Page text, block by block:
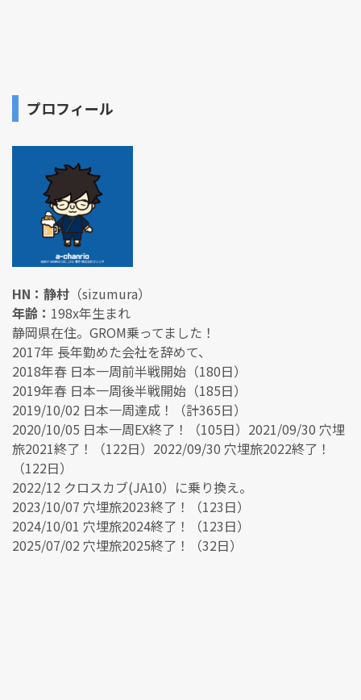
プロフィール
HN：静村 （sizumura）
年齢： 198x年生まれ
静岡県在住。GROM乗ってました！
2017年 長年勤めた会社を辞めて、
2018年春 日本一周前半戦開始（180日）
2019年春 日本一周後半戦開始（185日）
2019/10/02 日本一周達成！（計365日）
2020/10/05 日本一周EX終了！（105日）2021/09/30 穴埋
旅2021終了！（122日）2022/09/30 穴埋旅2022終了！
（122日）
2022/12 クロスカブ(JA10）に乗り換え。
2023/10/07 穴埋旅2023終了！（123日）
2024/10/01 穴埋旅2024終了！（123日）
2025/07/02 穴埋旅2025終了！（32日）